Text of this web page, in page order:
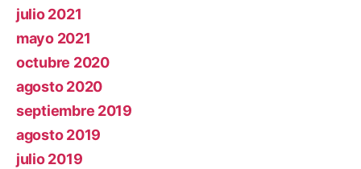
julio 2021
mayo 2021
octubre 2020
agosto 2020
septiembre 2019
agosto 2019
julio 2019